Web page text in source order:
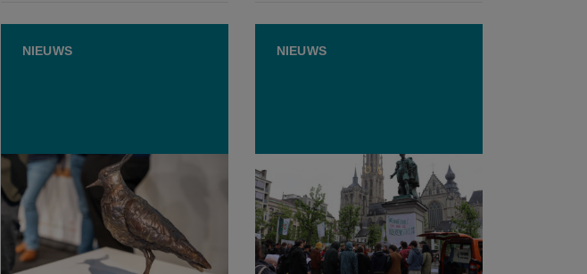
NIEUWS
Vijf landbouwers genomineerd
voor de Koperen Kievit-award
NIEUWS
Herdenking 30 jaar
Boerenstrijd met ludieke acties
aan Antwerpse Boerentoren